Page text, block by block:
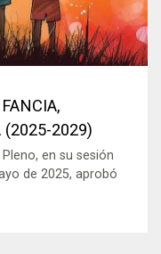
(2025-2029)
en su sesión
de 2025, aprobó